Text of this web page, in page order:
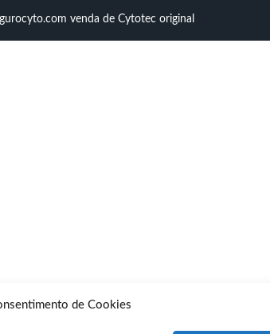
de Cookies
venda de Cytotec original